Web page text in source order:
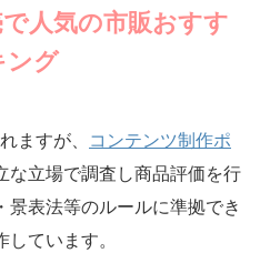
で人気の市販おすす
ング
ますが、 コンテンツ制作ポ
な立場で調査し商品評価を行
表法等のルールに準拠でき
ています。